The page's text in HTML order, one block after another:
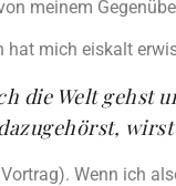
meinem
hat mich eiskalt
die Welt gehst
Wenn ich